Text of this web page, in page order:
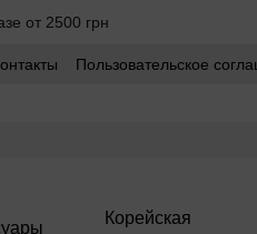
от 2500 грн
Пользовательское
Корейская